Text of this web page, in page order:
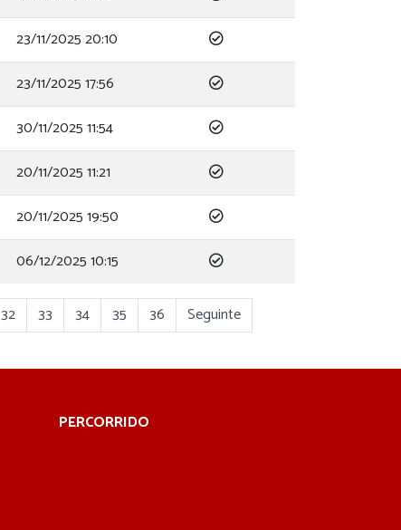
23/11/2025 20:10
23/11/2025 17:56
30/11/2025 11:54
20/11/2025 11:21
20/11/2025 19:50
06/12/2025 10:15
32 33 34 35 36 Seguinte
PERCORRIDO